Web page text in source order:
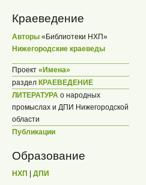
Краеведение
Авторы «Библиотеки НХП»
Нижегородские краеведы
Проект «Имена»
раздел КРАЕВЕДЕНИЕ
ЛИТЕРАТУРА о народных
промыслах и ДПИ Нижегородской
области
Публикации
Образование
НХП ДПИ